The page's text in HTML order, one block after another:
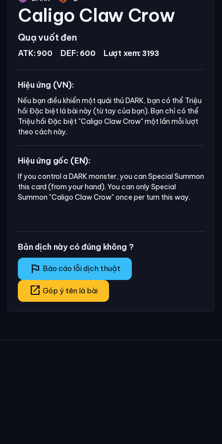
Caligo Claw Crow
Quạ vuốt đen
ATK: 900 DEF: 600 Lượt xem: 3193
Hiệu ứng (VN):
Nếu bạn điều khiển một quái thú DARK, bạn có thể Triệu
hồi Đặc biệt lá bài này (từ tay của bạn). Bạn chỉ có thể
Triệu hồi Đặc biệt "Caligo Claw Crow"một lần mỗi lượt
theo cách này.
Hiệu ứng gốc (EN):
If you control a DARK monster, you can Special Summon
this card (from your hand). You can only Special
Summon "Caligo Claw Crow" once per turn this way.
Bản dịch này có đúng không ?
flag Báo cáo lỗi dịch thuật
open_in_new Góp ý tên là bài